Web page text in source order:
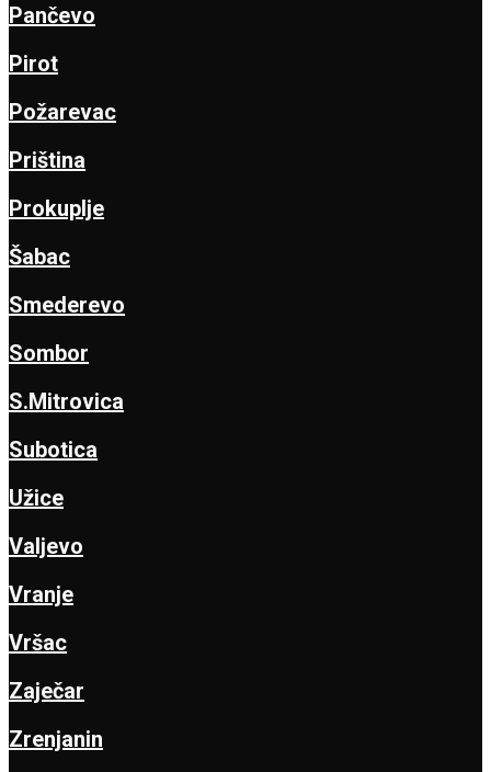
Pančevo
Pirot
Požarevac
Priština
Prokuplje
Šabac
Smederevo
Sombor
S.Mitrovica
Subotica
Užice
Valjevo
Vranje
Vršac
Zaječar
Zrenjanin